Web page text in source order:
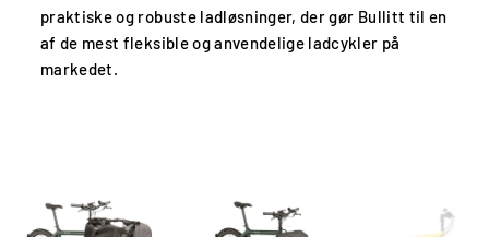
praktiske og robuste ladløsninger, der gør Bullitt til en
af de mest fleksible og anvendelige ladcykler på
markedet.